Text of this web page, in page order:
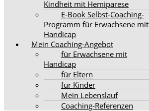
Kindheit mit Hemiparese
E-Book Selbst-Coaching-
Programm für Erwachsene mit
Handicap
Mein Coaching-Angebot
für Erwachsene mit
Handicap
für Eltern
für Kinder
Mein Lebenslauf
Coaching-Referenzen